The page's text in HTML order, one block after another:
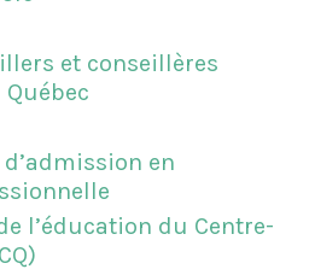
et conseillères
en
l’éducation du Centre-